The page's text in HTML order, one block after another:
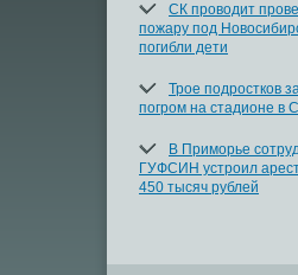
СК проводит
пожару под
погибли дети
Трое подростков
погром на стадионе в
В Приморье
ГУФСИН устроил
450 тысяч рублей